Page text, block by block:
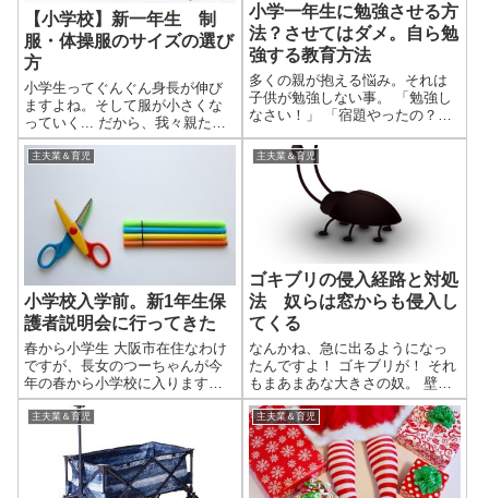
【小学校】新一年生 制
服・体操服のサイズの選び
方
小学生ってぐんぐん身長が伸び
ますよね。そして服が小さくな
っていく... だから、我々親たち
はピッタリサイズの服なんて買
いません！なんでもかんでもワ
らい大きいサイズにするかは、
いつも...
小学一年生に勉強させる方
法？させてはダメ。自ら勉
強する教育方法
多くの親が抱える悩み。それは
子供が勉強しない事。 「勉強し
なさい！」 「宿題やったの？」
が、子を思えばこそのセリフ。
これから入学する子供、今現在
小学一年生、もうすぐ二年生を
抱える親にとって教育のヒント
になれば幸...
主夫業＆育児
小学校入学前。新1年生保
護者説明会に行ってきた
春から小学生 大阪市在住なわけ
ですが、長女のつーちゃんが今
年の春から小学校に入ります。
「私立」なんて考えたこともな
く、当然のごとく「大阪市立」
の小学校に通わせるつもりで
す。 という我が家に、新1年生の
親御さんを対象にした説明会の
通知が大阪...
主夫業＆育児
ゴキブリの侵入経路と対処
法 奴らは窓からも侵入し
てくる
なんかね、急に出るようになっ
たんですよ！ ゴキブリが！ それ
もまあまあな大きさの奴。 壁を
「カサカサ」 床を「カサカサ」
見るだけで気持ち悪い… もう何
匹見た事か…
主夫業＆育児 主夫業＆育児